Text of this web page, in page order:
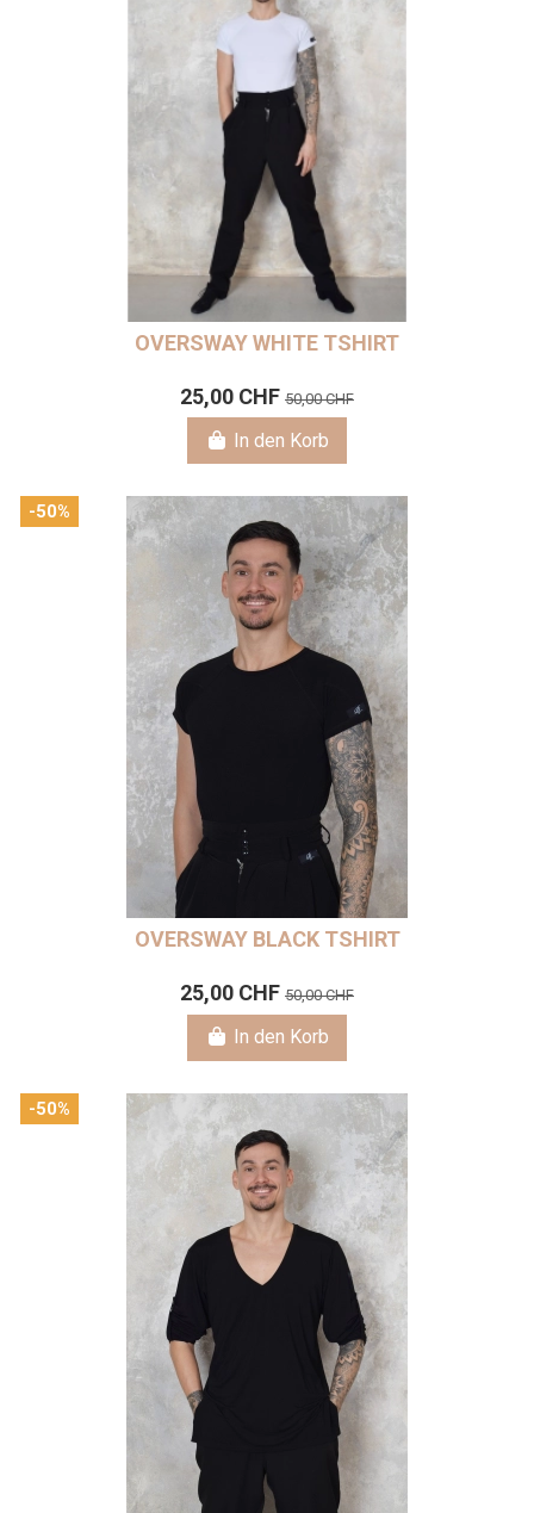
OVERSWAY WHITE TSHIRT
25,00 CHF 50,00 CHF
In den Korb
-50%
OVERSWAY BLACK TSHIRT
25,00 CHF 50,00 CHF
In den Korb
-50%